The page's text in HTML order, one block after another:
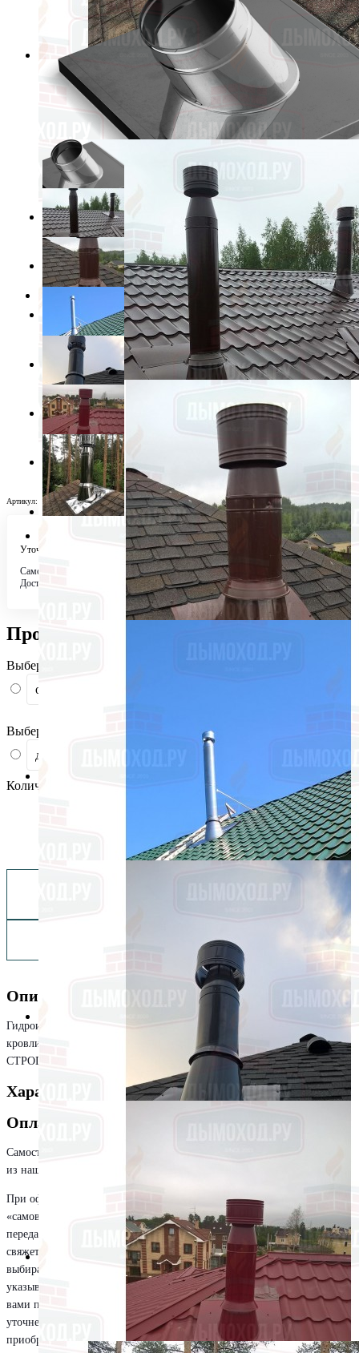
Артикул: модель 11
Уточняйте у менеджера
Самовывоз
Бесплатно в 4 магазинах
Доставка по городу
Бесплатно
Проходка кровли (УПК)
Выберите марку стали
оцинковка
Выберите диаметр наружней трубы
до 180
Количество
Купить 1 947 ₽
Описание
Гидроизолирующий элемент дымохода. Устанавливается на любой тип
кровли. Изготавливается из нержавеющей или оцинкованной стали
СТРОГО под угол кровли. Защищает от протечек.
Характеристики
Оплата и доставка
Самостоятельно забрать товар вы можете из любого нашего из любого
из наших магазинов. Адреса магазинов указаны
При оформлении заказа выбирайте способ приобретения товара
«самовывоз», далее указывайте удобный вам магазин. Заказ будет
передан в указанный вами пункт, и в короткое время наш сотрудник
свяжется с вами для уточнения деталей. При оформлении заказа
выбирайте способ приобретения товара «самовывоз», далее
указывайте удобный вам магазин. Заказ будет передан в указанный
вами пункт, и в короткое время наш сотрудник свяжется с вами для
уточнения деталей. При оформлении заказа выбирайте способ
приобретения товара «самовывоз», далее указывайте удобный вам